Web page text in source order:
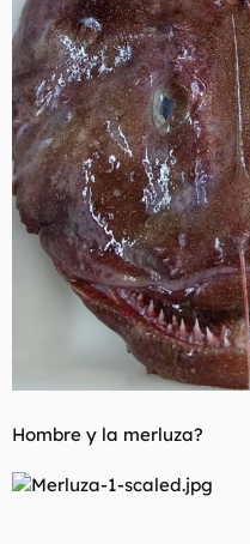
Hombre y la merluza?